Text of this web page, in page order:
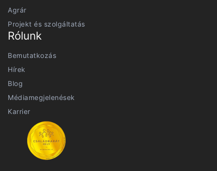
Agrár
Projekt és szolgáltatás
Rólunk
Bemutatkozás
Hírek
Blog
Médiamegjelenések
Karrier